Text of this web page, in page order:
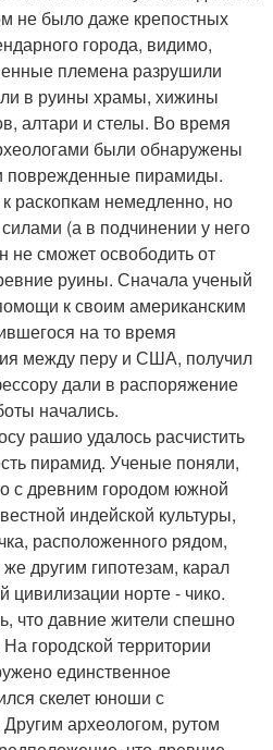
не было даже крепостных
города, видимо,
племена разрушили
в руины храмы, хижины
алтари и стелы. Во время
были обнаружены
поврежденные пирамиды.
раскопкам немедленно, но
(а в подчинении у него
не сможет освободить от
руины. Сначала ученый
к своим американским
на то время
между перу и США, получил
дали в распоряжение
начались.
рашио удалось расчистить
пирамид. Ученые поняли,
с древним городом южной
индейской культуры,
расположенного рядом,
другим гипотезам, карал
цивилизации норте - чико.
что давние жители спешно
городской территории
единственное
скелет юноши с
археологом, рутом